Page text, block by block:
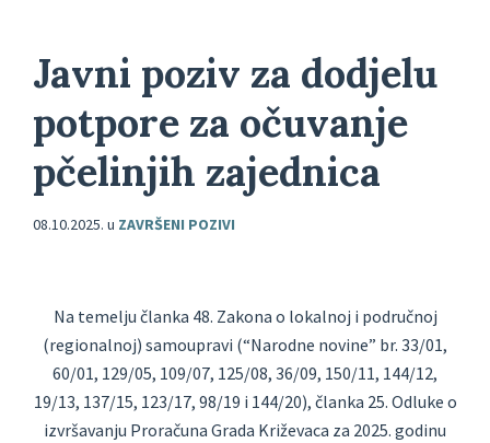
Javni poziv za dodjelu
potpore za očuvanje
pčelinjih zajednica
08.10.2025. u ZAVRŠENI POZIVI
Na temelju članka 48. Zakona o lokalnoj i područnoj
(regionalnoj) samoupravi (“Narodne novine” br. 33/01,
60/01, 129/05, 109/07, 125/08, 36/09, 150/11, 144/12,
19/13, 137/15, 123/17, 98/19 i 144/20), članka 25. Odluke o
izvršavanju Proračuna Grada Križevaca za 2025. godinu